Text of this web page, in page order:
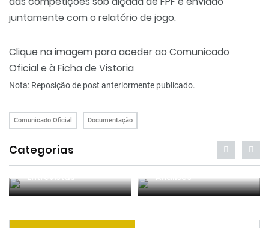
juntamente com o relatório de jogo.
Clique na imagem para aceder ao Comunicado
Oficial e à Ficha de Vistoria
Nota: Reposição de post anteriormente publicado.
Comunicado Oficial Documentação
Categorias
Entrevistas Análises